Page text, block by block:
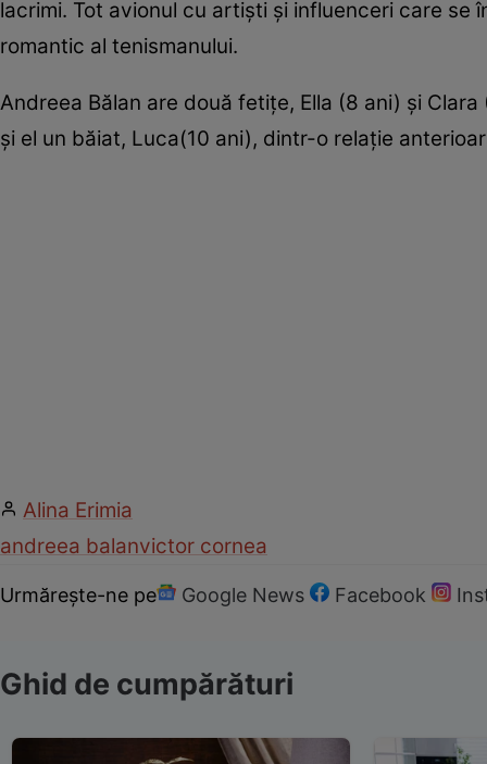
lacrimi. Tot avionul cu artiști și influenceri care
romantic al tenismanului.
Andreea Bălan are două fetițe, Ella (8 ani) și
și el un băiat, Luca(10 ani), dintr-o relație
Alina Erimia
andreea balanvictor cornea
Urmărește-ne pe Google News Facebook
Ghid de cumpărături